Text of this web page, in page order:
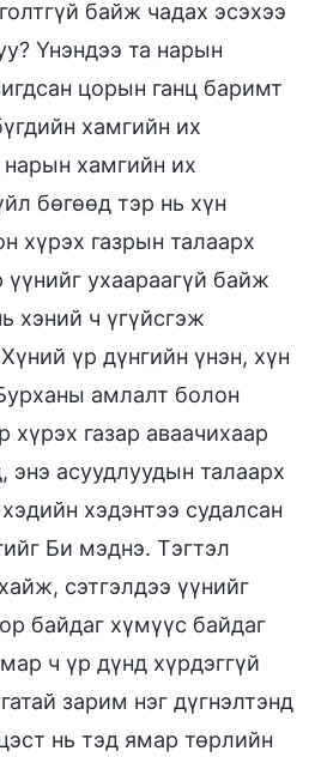
байж чадах эсэхээ
Үнэндээ та нарын
цорын ганц баримт
хамгийн их
нарын хамгийн их
бөгөөд тэр нь хүн
хүрэх газрын талаарх
ухаараагүй байж
хэний ч үгүйсгэж
үр дүнгийн үнэн, хүн
амлалт болон
хүрэх газар аваачихаар
энэ асуудлуудын талаарх
хэдэнтээ судалсан
Би мэднэ. Тэгтэл
сэтгэлдээ үүнийг
байдаг хүмүүс байдаг
ч үр дүнд хүрдэггүй
зарим нэг дүгнэлтэнд
нь тэд ямар төрлийн